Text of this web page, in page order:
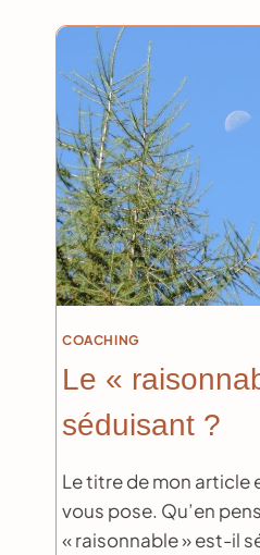
PORTEUR
!
COACHING
Le «
séduisant ?
Le titre de mon article
vous pose. Qu’en
« raisonnable » est-il